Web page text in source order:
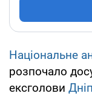
Національне
розпочало
ексголови